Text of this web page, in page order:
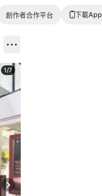
創作者合作平台 下載App
Next slide
1/7